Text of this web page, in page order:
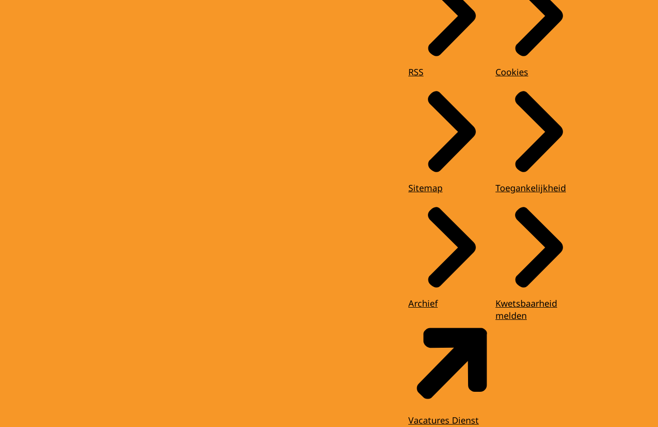
RSS
Sitemap
Archief
Vacatures Dienst
Cookies
Toegankelijkheid
Kwetsbaarheid
melden